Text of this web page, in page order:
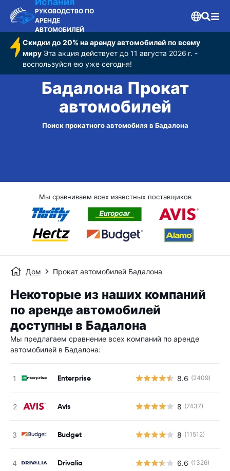
РУКОВОДСТВО ПО
АРЕНДЕ
АВТОМОБИЛЕЙ
Скидки до 20% на аренду автомобилей по всему
мируЭта акция действует до 11 августа 2026 г. -
воспользуйся ею уже сегодня!
Бадалона Прокат
автомобилей
Поиск прокатного автомобиля в Бадалона
Мы сравниваем всех известных поставщиков
Дом Прокат автомобилей Бадалона
Некоторые из наших компаний
по аренде автомобилей
доступны в Бадалона
Мы предлагаем сравнение всех компаний по аренде
автомобилей в Бадалона:
Enterprise 8.6 (2409)
Avis 8 (7437)
Budget 8 (11512)
Drivalia 6.6 (1326)